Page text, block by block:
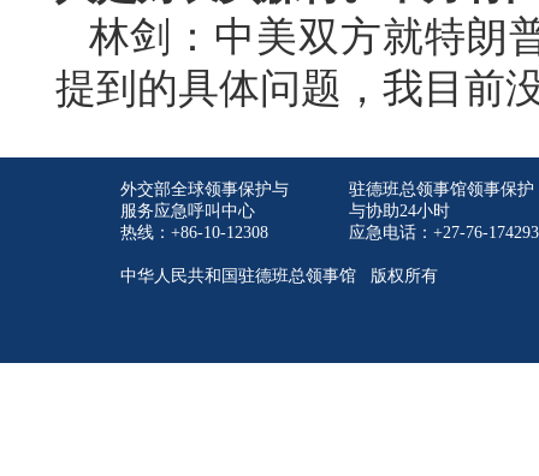
林剑：中美双方就特朗
提到的具体问题，我目前
外交部全球领事保护与
服务应急呼叫中心
热线：+86-10-12308
驻德班总领事馆领事保护
与协助24小时
应急电话：+27-76-
中华人民共和国驻德班总领事馆 版权所有